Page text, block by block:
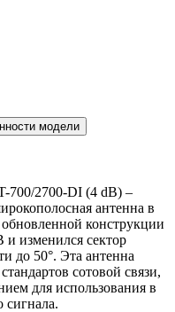
модели
700/2700-DI (4 dB) –
антенна в
конструкции
и изменился сектор
до 50°. Эта антенна
сотовой связи,
для использования в
сигнала.